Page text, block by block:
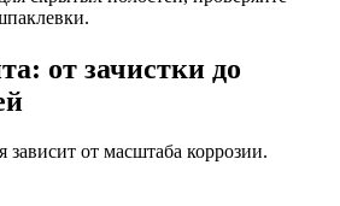
от зачистки до
зависит от масштаба коррозии.